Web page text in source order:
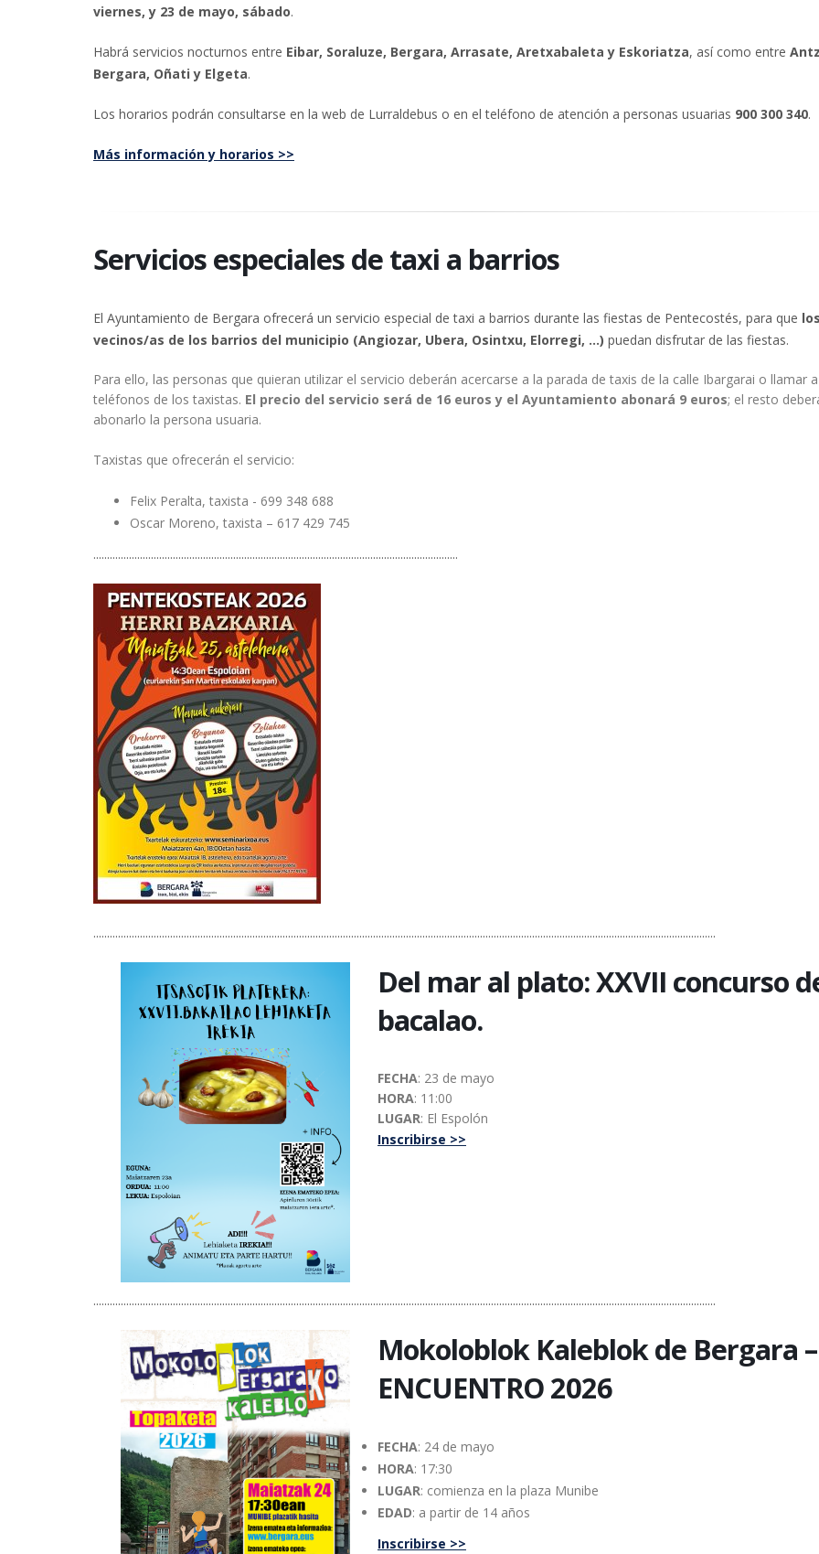
viernes, y 23 de mayo, sábado.
Habrá servicios nocturnos entre Eibar, Soraluze, Bergara, Arrasate, Aretxabaleta y Eskoriatza, así como entre
Bergara, Oñati y Elgeta.
Los horarios podrán consultarse en la web de Lurraldebus o en el teléfono de atención a personas usuarias 900 300 340.
Más información y horarios >>
Servicios especiales de taxi a barrios
El Ayuntamiento de Bergara ofrecerá un servicio especial de taxi a barrios durante las fiestas de Pentecostés, para que
vecinos/as de los barrios del municipio (Angiozar, Ubera, Osintxu, Elorregi, ...) puedan disfrutar de las fiestas.
Para ello, las personas que quieran utilizar el servicio deberán acercarse a la parada de taxis de la calle Ibargarai o llamar
teléfonos de los taxistas. El precio del servicio será de 16 euros y el Ayuntamiento abonará 9 euros; el resto
abonarlo la persona usuaria.
Taxistas que ofrecerán el servicio:
Felix Peralta, taxista - 699 348 688
Oscar Moreno, taxista – 617 429 745
.....................................................................................................................................
...................................................................................................................................................................................................................................
Del mar al plato: XXVII concurso
bacalao.
FECHA: 23 de mayo
HORA: 11:00
LUGAR: El Espolón
Inscribirse >>
...................................................................................................................................................................................................................................
Mokoloblok Kaleblok de Bergara –
ENCUENTRO 2026
FECHA: 24 de mayo
HORA: 17:30
LUGAR: comienza en la plaza Munibe
EDAD: a partir de 14 años
Inscribirse >>